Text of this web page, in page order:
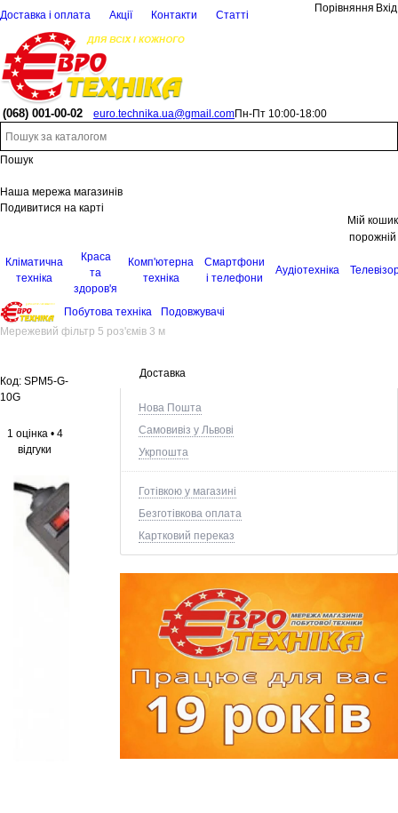
Доставка і оплата Акції Контакти Статті
Порівняння Вхід
(068) 001-00-02 euro.technika.ua@gmail.comПн-Пт 10:00-18:00
Пошук
Наша мережа магазинів
Подивитися на карті
Мій кошик
порожній
Кліматична
техніка
Краса
та
здоров'я
Комп'ютерна
техніка
Смартфони
і телефони
Аудіотехніка
Побутова техніка
Подовжувачі
Мережевий фільтр 5 роз'ємів 3 м
Доставка
Нова Пошта
Самовивіз у Львові
Укрпошта
Готівкою у магазині
Безготівкова оплата
Картковий переказ
Код: SPM5-G-
10G
1 оцінка • 4
відгуки